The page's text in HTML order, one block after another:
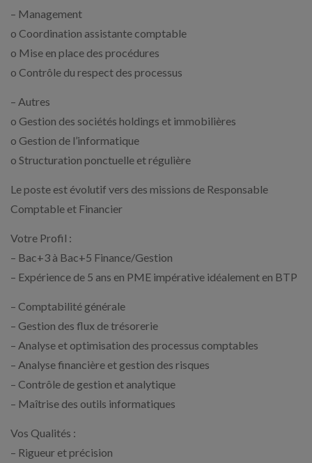
– Management
o Coordination assistante comptable
o Mise en place des procédures
o Contrôle du respect des processus
– Autres
o Gestion des sociétés holdings et immobilières
o Gestion de l’informatique
o Structuration ponctuelle et régulière
Le poste est évolutif vers des missions de Responsable
Comptable et Financier
Votre Profil :
– Bac+3 à Bac+5 Finance/Gestion
– Expérience de 5 ans en PME impérative idéalement en BTP
– Comptabilité générale
– Gestion des flux de trésorerie
– Analyse et optimisation des processus comptables
– Analyse financière et gestion des risques
– Contrôle de gestion et analytique
– Maîtrise des outils informatiques
Vos Qualités :
– Rigueur et précision